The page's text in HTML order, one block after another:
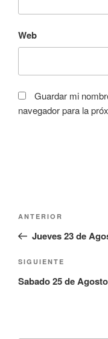
Web
Guardar mi
navegador para la
entradas
Entrada
anterior:
ANTERIOR
Jueves 23 de
Siguiente
entrada
SIGUIENTE
Sabado 25 de